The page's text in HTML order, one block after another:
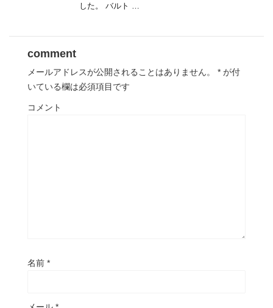
した。 バルト …
comment
メールアドレスが公開されることはありません。 * が付
いている欄は必須項目です
コメント
名前 *